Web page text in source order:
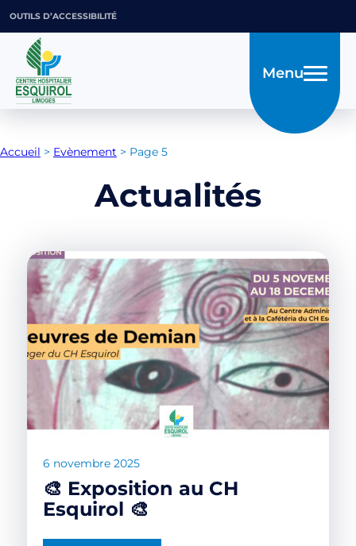
OUTILS D’ACCESSIBILITÉ
Menu
Accueil > Evènement > Page 5
Actualités
6 novembre 2025
🎨 Exposition au CH
Esquirol 🎨